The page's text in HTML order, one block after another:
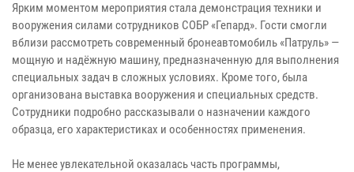
Ярким моментом мероприятия стала демонстрация техники и
вооружения силами сотрудников СОБР «Гепард». Гости смогли
вблизи рассмотреть современный бронеавтомобиль «Патруль» —
мощную и надёжную машину, предназначенную для выполнения
специальных задач в сложных условиях. Кроме того, была
организована выставка вооружения и специальных средств.
Сотрудники подробно рассказывали о назначении каждого
образца, его характеристиках и особенностях применения.
Не менее увлекательной оказалась часть программы,